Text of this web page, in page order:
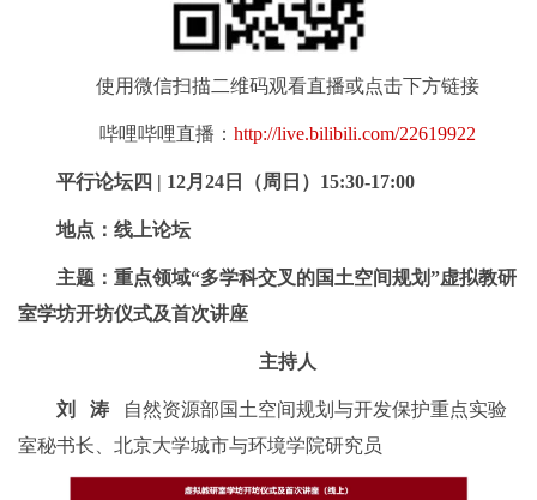
使用微信扫描二维码观看直播或点击下方链接
哔哩哔哩直播： http://live.bilibili.com/22619922
平行论坛四 | 12月24日（周日）15:30-17:00
地点：线上论坛
主题：重点领域“多学科交叉的国土空间规划”虚拟教研
室学坊开坊仪式及首次讲座
主持人
刘 涛 自然资源部国土空间规划与开发保护重点实验
室秘书长、北京大学城市与环境学院研究员